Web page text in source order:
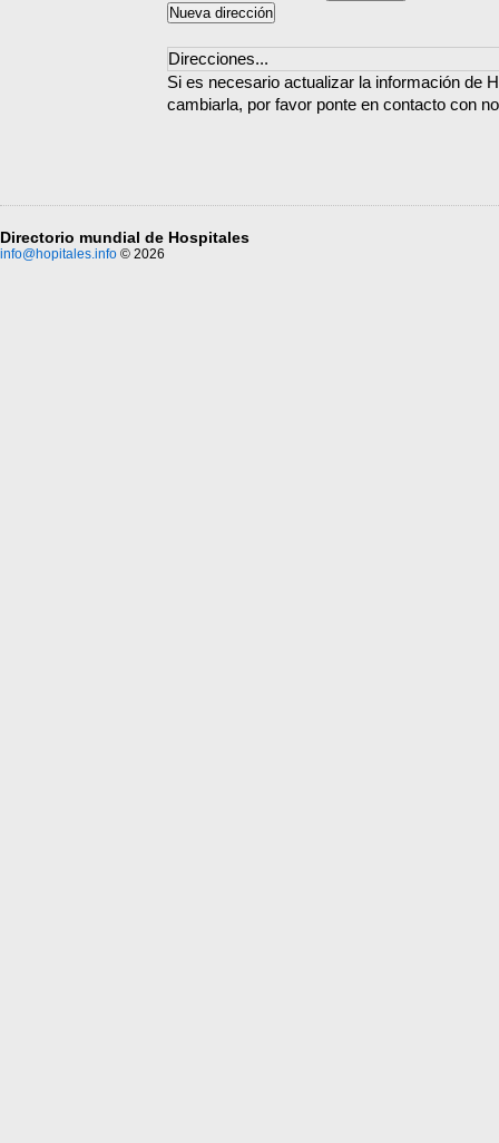
Direcciones...
Si es necesario actualizar la información de
cambiarla, por favor ponte en contacto con
Directorio mundial de Hospitales
info@hopitales.info © 2026